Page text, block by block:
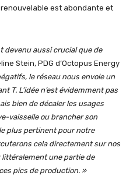
est abondante et
devenu aussi crucial que de
Stein, PDG d’Octopus Energy
le réseau nous envoie un
T. L’idée n’est évidemment pas
bien de décaler les usages
vaisselle ou brancher son
plus pertinent pour notre
cela directement sur nos
une partie de
pics de production. »